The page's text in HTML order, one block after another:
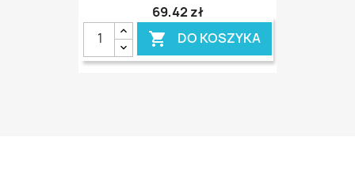
69,42 zł
 DO KOSZYKA